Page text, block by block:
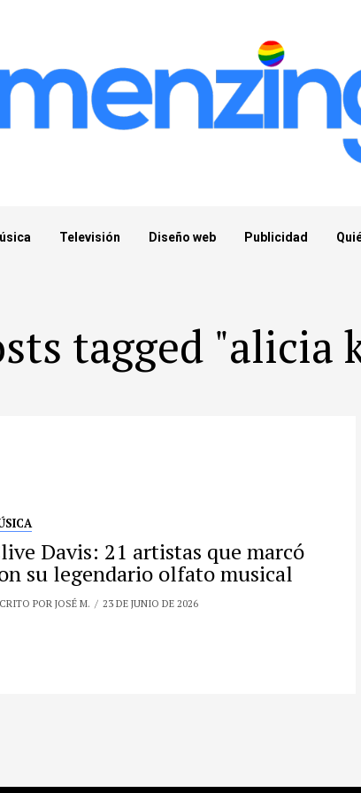
Televisión Diseño web Publicidad
tagged "alicia
Davis: 21 artistas que marcó
su legendario olfato musical
POR JOSÉ M. 23 DE JUNIO DE 2026